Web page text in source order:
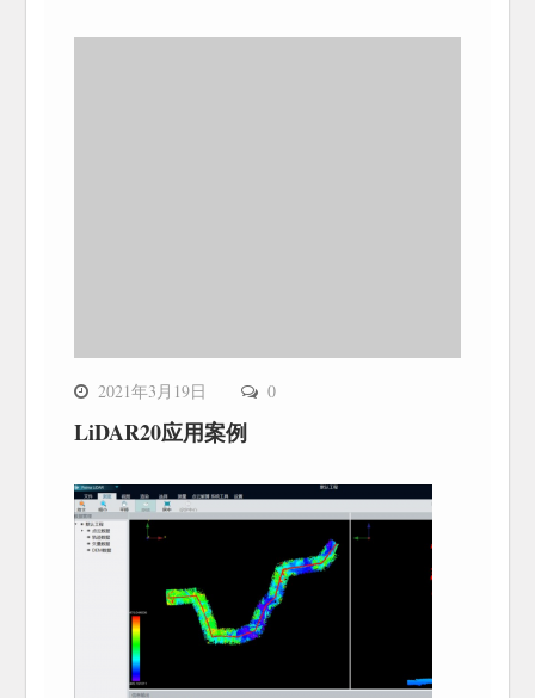
2021年3月19日 0
LiDAR20应用案例